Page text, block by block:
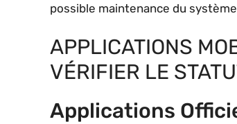
possible maintenance du
APPLICATIONS
VÉRIFIER LE
Applications